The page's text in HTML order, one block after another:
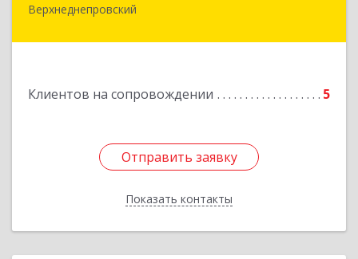
Верхнеднепровский
Клиентов на сопровождении 5
Отправить заявку
Показать контакты
Отправить заявку
Назад